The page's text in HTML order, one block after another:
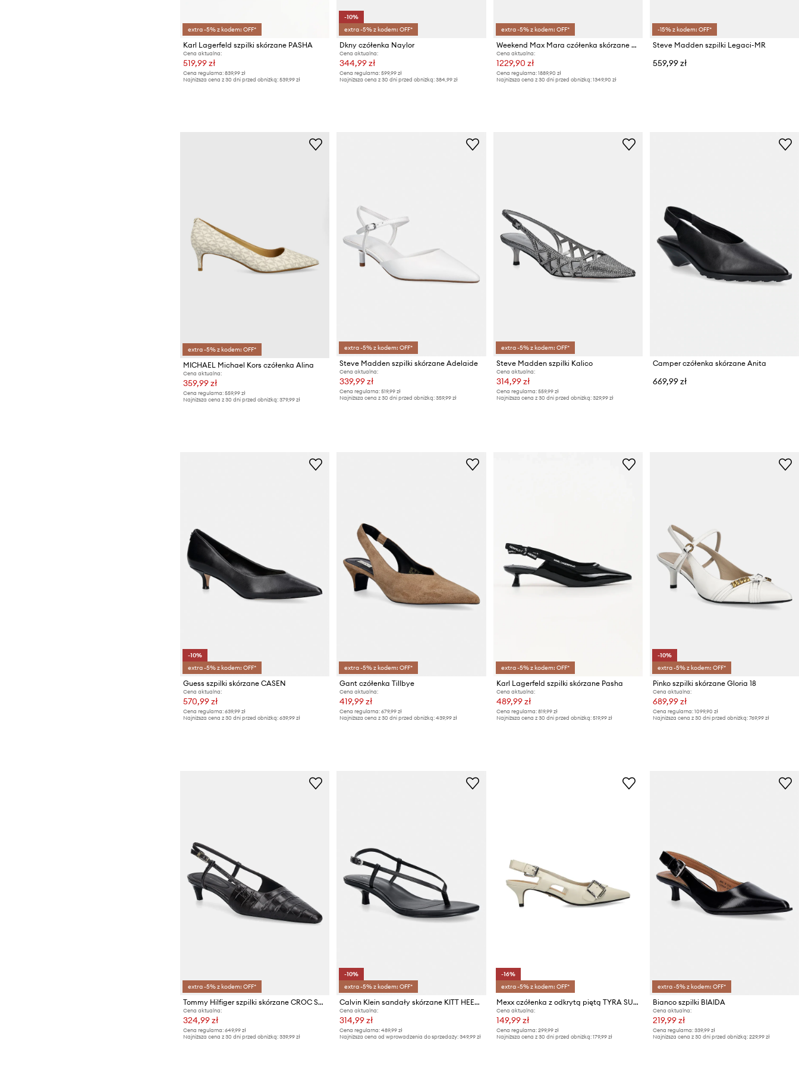
extra -5% z kodem: OFF*
Karl Lagerfeld szpilki skórzane PASHA
Cena aktualna:
519,99 zł
Cena regularna: 839,99 zł
Najniższa cena z 30 dni przed obniżką: 539,99 zł
-10%
extra -5% z kodem: OFF*
Dkny czółenka Naylor
Cena aktualna:
344,99 zł
Cena regularna: 599,99 zł
Najniższa cena z 30 dni przed obniżką: 384,99 zł
extra -5% z kodem: OFF*
Weekend Max Mara czółenka skórzane Wkabacini
Cena aktualna:
1229,90 zł
Cena regularna: 1889,90 zł
Najniższa cena z 30 dni przed obniżką: 1349,90 zł
-15% z kodem: OFF*
Steve Madden szpilki Legaci-MR
559,99 zł
extra -5% z kodem: OFF*
MICHAEL Michael Kors czółenka Alina
Cena aktualna:
359,99 zł
Cena regularna: 559,99 zł
Najniższa cena z 30 dni przed obniżką: 379,99 zł
extra -5% z kodem: OFF*
Steve Madden szpilki skórzane Adelaide
Cena aktualna:
339,99 zł
Cena regularna: 519,99 zł
Najniższa cena z 30 dni przed obniżką: 359,99 zł
extra -5% z kodem: OFF*
Steve Madden szpilki Kalico
Cena aktualna:
314,99 zł
Cena regularna: 559,99 zł
Najniższa cena z 30 dni przed obniżką: 329,99 zł
Camper czółenka skórzane Anita
669,99 zł
-10%
extra -5% z kodem: OFF*
Guess szpilki skórzane CASEN
Cena aktualna:
570,99 zł
Cena regularna: 639,99 zł
Najniższa cena z 30 dni przed obniżką: 639,99 zł
extra -5% z kodem: OFF*
Gant czółenka Tillbye
Cena aktualna:
419,99 zł
Cena regularna: 679,99 zł
Najniższa cena z 30 dni przed obniżką: 439,99 zł
extra -5% z kodem: OFF*
Karl Lagerfeld szpilki skórzane Pasha
Cena aktualna:
489,99 zł
Cena regularna: 819,99 zł
Najniższa cena z 30 dni przed obniżką: 519,99 zł
-10%
extra -5% z kodem: OFF*
Pinko szpilki skórzane Gloria 18
Cena aktualna:
689,99 zł
Cena regularna: 1099,90 zł
Najniższa cena z 30 dni przed obniżką: 769,99 zł
extra -5% z kodem: OFF*
Tommy Hilfiger szpilki skórzane CROC SLINGBACK SLANTED HEEL
Cena aktualna:
324,99 zł
Cena regularna: 649,99 zł
Najniższa cena z 30 dni przed obniżką: 339,99 zł
-10%
extra -5% z kodem: OFF*
Calvin Klein sandały skórzane KITT HEEL SNDL STRAPPY SLING LTH
Cena aktualna:
314,99 zł
Cena regularna: 489,99 zł
Najniższa cena od wprowadzenia do sprzedaży: 349,99 zł
-16%
extra -5% z kodem: OFF*
Mexx czółenka z odkrytą piętą TYRA SUKI Slingback Pump
Cena aktualna:
149,99 zł
Cena regularna: 299,99 zł
Najniższa cena z 30 dni przed obniżką: 179,99 zł
extra -5% z kodem: OFF*
Bianco szpilki BIAIDA
Cena aktualna:
219,99 zł
Cena regularna: 339,99 zł
Najniższa cena z 30 dni przed obniżką: 229,99 zł